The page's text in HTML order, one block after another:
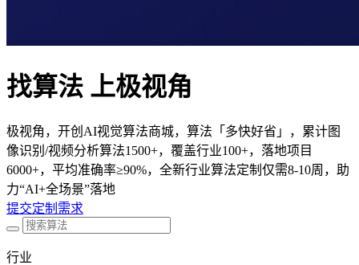
找算法 上极视角
极视角，开创AI视觉算法商城，算法「多快好省」，累计图
像识别/视频分析算法1500+，覆盖行业100+，落地项目
6000+，平均准确率≥90%，全新行业算法定制仅需8-10周，助
力“AI+全场景”落地
提交定制需求
行业